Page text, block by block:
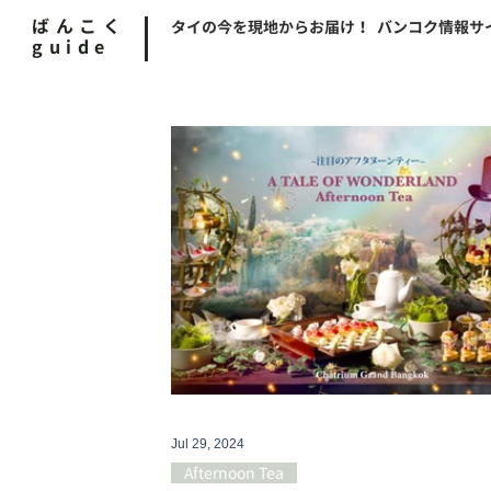
ばんこく
guide
タイの今を現地からお届け！ バンコク情報サ
Afternoon Tea
Jul 29, 2024